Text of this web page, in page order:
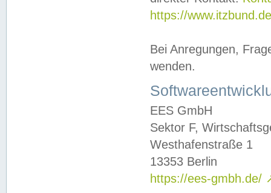
https://
Bei Anregungen,
wenden.
EES GmbH
Sektor F,
Westhafenstraße 1
13353 Berlin
https://ees-gmbh.de/